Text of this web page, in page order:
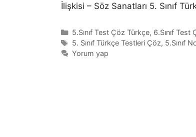
İlişkisi – Söz Sanatları 5. Sınıf
Kategoriler
5.Sınıf Test Çöz Türkçe, 6.Sınıf Test
Etiketler
5. Sınıf Türkçe Testleri Çöz, 5.Sınıf
Yorum yap